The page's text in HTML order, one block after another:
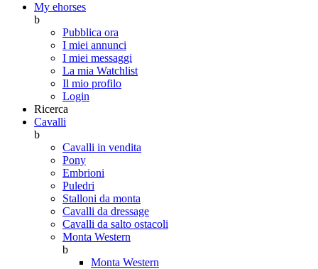
My ehorses
b
Pubblica ora
I miei annunci
I miei messaggi
La mia Watchlist
Il mio profilo
Login
Ricerca
Cavalli
b
Cavalli in vendita
Pony
Embrioni
Puledri
Stalloni da monta
Cavalli da dressage
Cavalli da salto ostacoli
Monta Western
b
Monta Western